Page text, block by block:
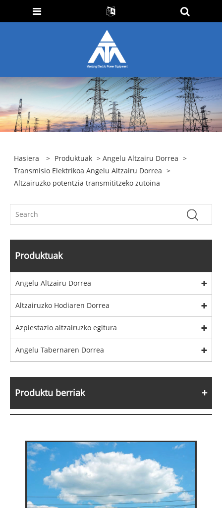
Hasiera > Produktuak >Angelu Altzairu Dorrea >
Transmisio Elektrikoa Angelu Altzairu Dorrea >
Altzairuzko potentzia transmititzeko zutoina
Produktuak
Angelu Altzairu Dorrea
Altzairuzko Hodiaren Dorrea
Azpiestazio altzairuzko egitura
Angelu Tabernaren Dorrea
Produktu berriak